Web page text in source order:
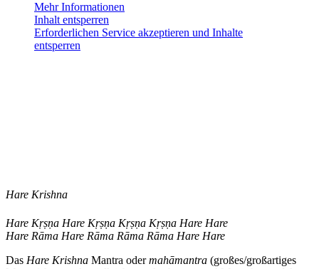
Mehr Informationen
Inhalt entsperren
Erforderlichen Service akzeptieren und Inhalte
entsperren
Hare Krishna
Hare Kṛṣṇa Hare Kṛṣṇa Kṛṣṇa Kṛṣṇa Hare Hare
Hare Rāma Hare Rāma Rāma Rāma Hare Hare
Das Hare Krishna Mantra odermahāmantra (großes/großartiges